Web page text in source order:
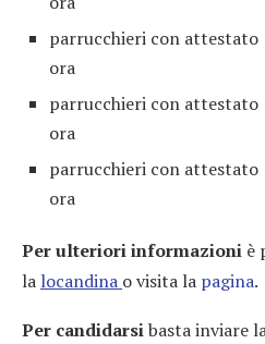
parrucchieri con attestato
ora
parrucchieri con attestato
ora
parrucchieri con attestato
ora
Per ulteriori informazioni è
la locandina o visita la pagina.
Per candidarsibasta inviare